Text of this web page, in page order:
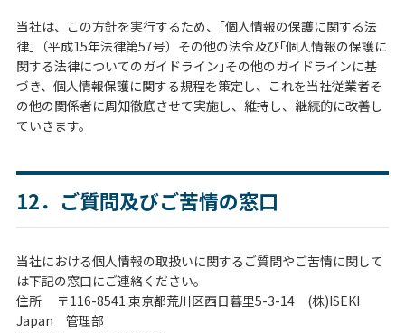
当社は、この方針を実行するため、｢個人情報の保護に関する法
律｣（平成15年法律第57号）その他の法令及び｢個人情報の保護に
関する法律についてのガイドライン｣その他のガイドラインに基
づき、個人情報保護に関する規程を策定し、これを当社従業者そ
の他の関係者に周知徹底させて実施し、維持し、継続的に改善し
ていきます。
12．ご質問及びご苦情の窓口
当社における個人情報の取扱いに関するご質問やご苦情に関して
は下記の窓口にご連絡ください。
住所 〒116-8541 東京都荒川区西日暮里5-3-14 (株)ISEKI
Japan 管理部